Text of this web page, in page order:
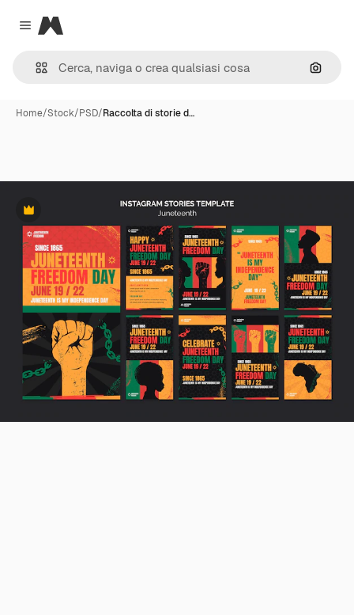
Close menu
Magnific
Cerca
Home/Stock/PSD/Raccolta di storie d…
Premium